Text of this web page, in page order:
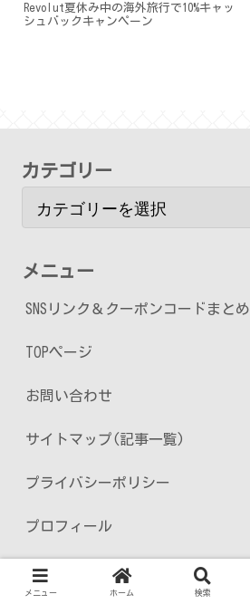
Revolut夏休み中の海外旅行で10%キャッ
シュバックキャンペーン
カテゴリー
メニュー
SNSリンク＆クーポンコードまとめ
TOPページ
お問い合わせ
サイトマップ(記事一覧)
プライバシーポリシー
プロフィール
メニュー ホーム 検索